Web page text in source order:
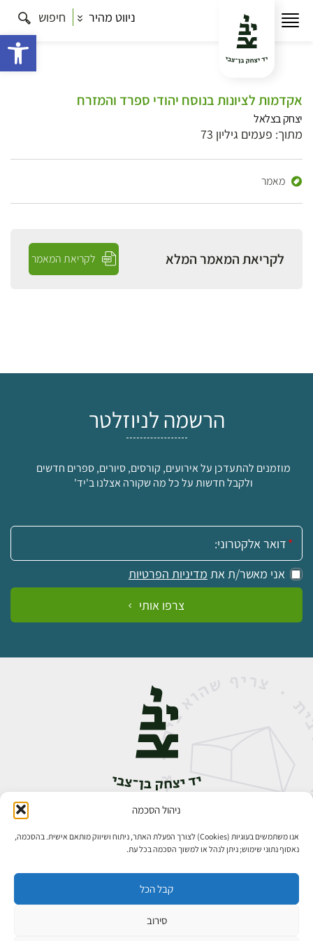
ניהול הסכמה
אנו משתמשים בעוגיות (Cookies) לצורך הפעלת האתר, ניתוח ושיווק מותאם אישית. בהסכמה,
נאסוף נתוני שימוש; ניתן לנהל או למשוך הסכמה בכל עת.
קבל הכל
סירוב
ניווט מהיר חיפוש
אקדמות לציונות בנוסח יהודי ספרד והמזרח
יצחק בצלאל
מתוך: פעמים גיליון 73
מאמר
לקריאת המאמר המלא לקריאת המאמר
הרשמה לניוזלטר
מוזמנים להתעדכן על אירועים, קורסים, סיורים, ספרים חדשים
ולקבל חדשות על כל מה שקורה אצלנו ב'יד'
אימייל:
אני מאשר/ת את מדיניות הפרטיות
צרפו אותי
אבן גבירול 14, רחביה, ירושלים